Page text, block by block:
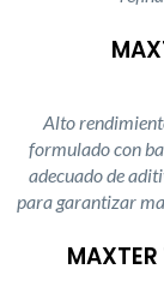
Alto
formulado con
adecuado de
para garantizar